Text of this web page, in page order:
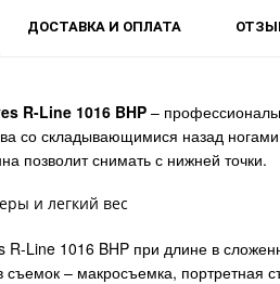
ДОСТАВКА И ОПЛАТА
R-Line 1016 BHP –
со складывающимися назад
позволит снимать с нижней точки.
и легкий вес
R-Line 1016 BHP при длине в
съемок – макросъемка, портретная